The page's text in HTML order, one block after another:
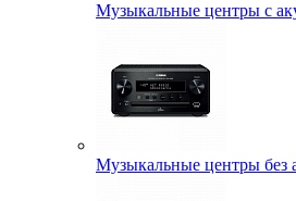
Музыкальные центры с
Музыкальные центры без